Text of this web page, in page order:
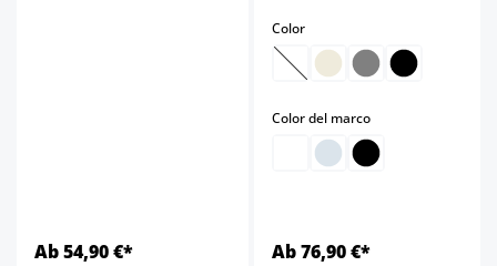
Ab 54,90 €*
Colorselect
(Esta opción no está
Color del marcoselect
Ab 76,90 €*